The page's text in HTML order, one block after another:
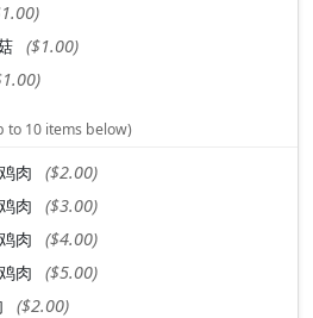
($1.00)
to 10 items below)
肉
($2.00)
肉
($3.00)
肉
($4.00)
肉
($5.00)
($2.00)